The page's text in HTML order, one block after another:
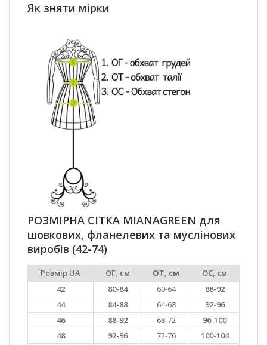
Як зняти мірки
РОЗМІРНА СІТКА MIANAGREEN для
шовкових, фланелевих та муслінових
виробів (42-74)
Розмір UA ОГ, см ОТ, см
ОС, см
42
80-84 60-64
88-92
44
84-88 64-68
92-96
46
88-92 68-72
96-100
48
92-96 72-76
100-104